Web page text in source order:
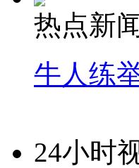
热点新
牛人练
24小时